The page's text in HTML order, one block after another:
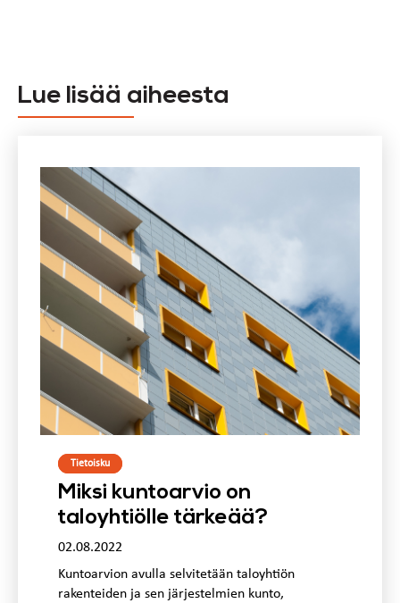
Lue lisää aiheesta
Tietoisku
Miksi kuntoarvio on
taloyhtiölle tärkeää?
02.08.2022
Kuntoarvion avulla selvitetään taloyhtiön
rakenteiden ja sen järjestelmien kunto,